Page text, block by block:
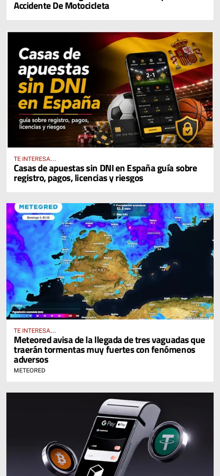
Accidente De Motocicleta
TE INTERESA...
Casas de apuestas sin DNI en España guía sobre
registro, pagos, licencias y riesgos
TE INTERESA...
Meteored avisa de la llegada de tres vaguadas que
traerán tormentas muy fuertes con fenómenos
adversos
METEORED